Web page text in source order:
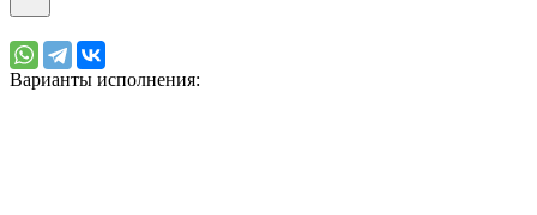
Варианты исполнения: